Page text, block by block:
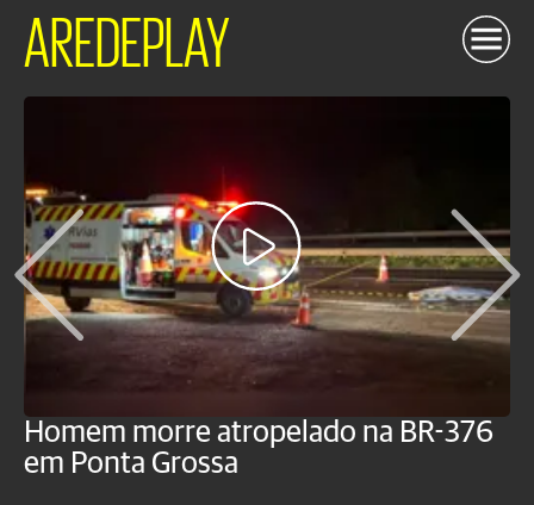
AREDEPLAY
Homem morre atropelado na BR-376
em Ponta Grossa